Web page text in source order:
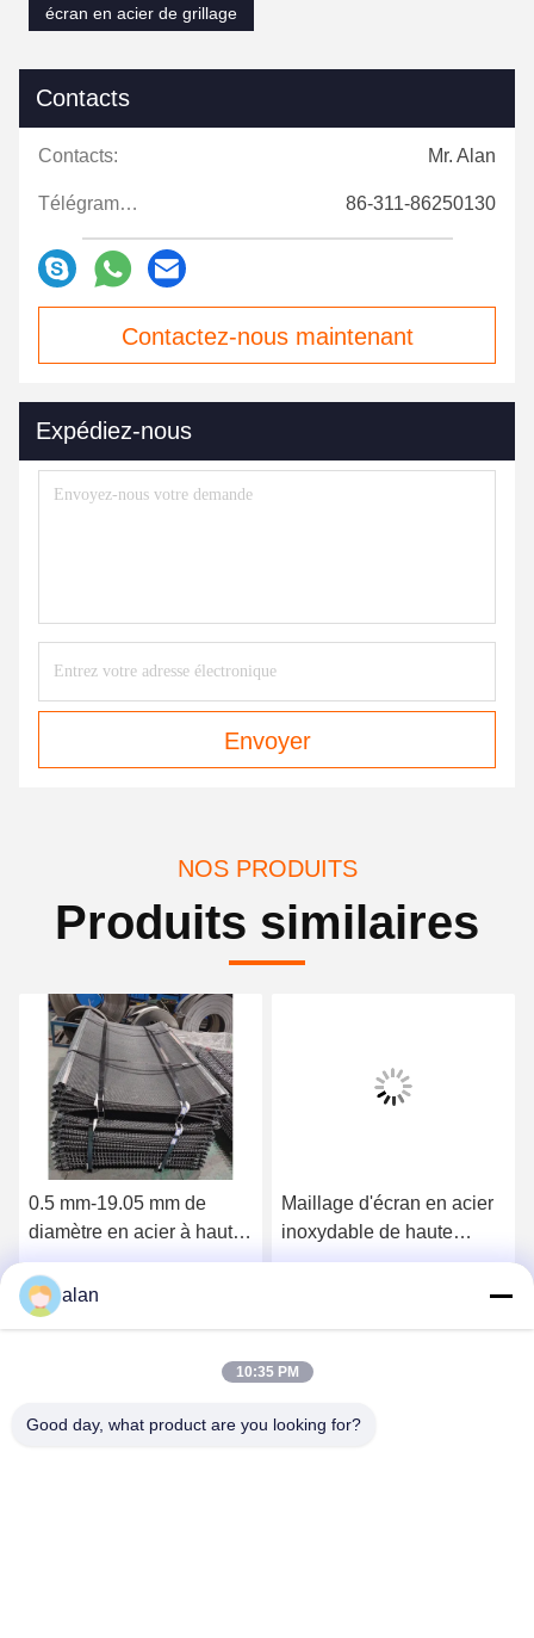
écran en acier de grillage
Contacts
Contacts: Mr. Alan
Télégramme: 86-311-86250130
Contactez-nous maintenant
Expédiez-nous
Envoyer
NOS PRODUITS
Produits similaires
0.5 mm-19.05 mm de
diamètre en acier à haute
teneur en carbone filet de
câble pour l'exploitation
minière et les carrières
Obtenez le meilleur prix
Maillage d'écran en acier
inoxydable de haute
précision résistant à
Obtenez le meilleur prix
alan
10:35 PM
Good day, what product are you looking for?